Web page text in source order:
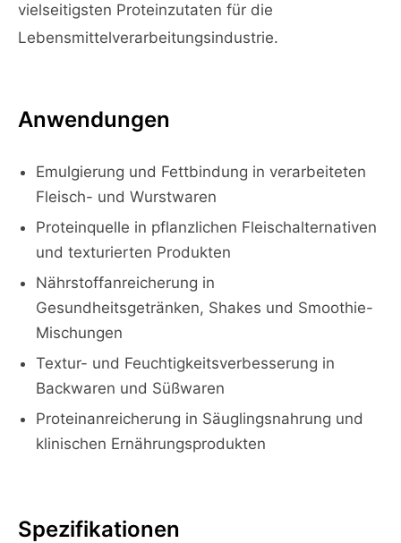
vielseitigsten Proteinzutaten für die
Lebensmittelverarbeitungsindustrie.
Anwendungen
Emulgierung und Fettbindung in verarbeiteten
Fleisch- und Wurstwaren
Proteinquelle in pflanzlichen Fleischalternativen
und texturierten Produkten
Nährstoffanreicherung in
Gesundheitsgetränken, Shakes und Smoothie-
Mischungen
Textur- und Feuchtigkeitsverbesserung in
Backwaren und Süßwaren
Proteinanreicherung in Säuglingsnahrung und
klinischen Ernährungsprodukten
Spezifikationen